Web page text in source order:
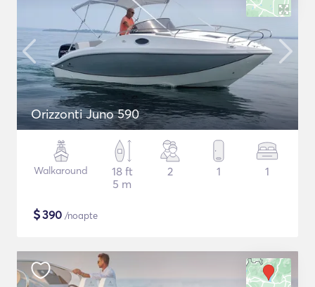
Orizzonti Juno 590
Walkaround
18 ft
5 m
2 1 1
$390 /noapte